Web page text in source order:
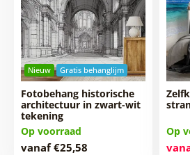
Nieuw Gratis behanglijm
Fotobehang historische
architectuur in zwart-wit
tekening
Op voorraad
vanaf €25,58
Op